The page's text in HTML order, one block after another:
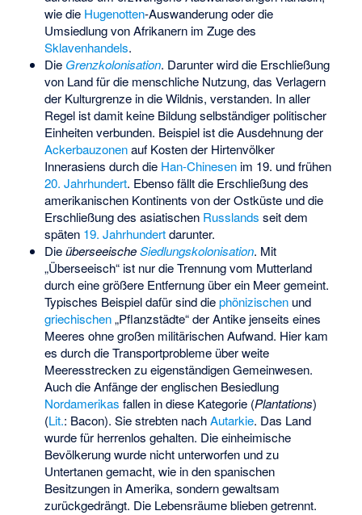
wie die Hugenotten-Auswanderung oder die
Umsiedlung von Afrikanern im Zuge des
Sklavenhandels.
Die Grenzkolonisation. Darunter wird die Erschließung
von Land für die menschliche Nutzung, das Verlagern
der Kulturgrenze in die Wildnis, verstanden. In aller
Regel ist damit keine Bildung selbständiger politischer
Einheiten verbunden. Beispiel ist die Ausdehnung der
Ackerbauzonenauf Kosten der Hirtenvölker
Innerasiens durch die Han-Chinesenim 19. und frühen
20. Jahrhundert. Ebenso fällt die Erschließung des
amerikanischen Kontinents von der Ostküste und die
Erschließung des asiatischen Russlands seit dem
späten 19. Jahrhundertdarunter.
DieüberseeischeSiedlungskolonisation. Mit
„Überseeisch“ ist nur die Trennung vom Mutterland
durch eine größere Entfernung über ein Meer gemeint.
Typisches Beispiel dafür sind diephönizischenund
griechischen„Pflanzstädte“ der Antike jenseits eines
Meeres ohne großen militärischen Aufwand. Hier kam
es durch die Transportprobleme über weite
Meeresstrecken zu eigenständigen Gemeinwesen.
Auch die Anfänge der englischen Besiedlung
Nordamerikas fallen in diese Kategorie (Plantations)
(Lit.: Bacon). Sie strebten nachAutarkie. Das Land
wurde für herrenlos gehalten. Die einheimische
Bevölkerung wurde nicht unterworfen und zu
Untertanen gemacht, wie in den spanischen
Besitzungen in Amerika, sondern gewaltsam
zurückgedrängt. Die Lebensräume blieben getrennt.